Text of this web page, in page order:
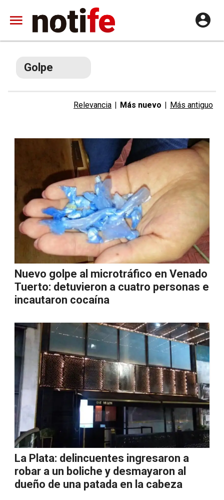
Golpe
Relevancia | Más nuevo | Más antiguo
Nuevo golpe al microtráfico en Venado
Tuerto: detuvieron a cuatro personas e
incautaron cocaína
La Plata: delincuentes ingresaron a
robar a un boliche y desmayaron al
dueño de una patada en la cabeza